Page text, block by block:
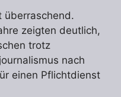
überraschend.
zeigten deutlich,
trotz
nach
einen Pflichtdienst